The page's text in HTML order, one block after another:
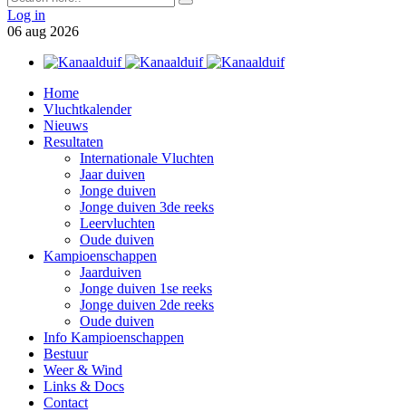
Log in
06 aug 2026
Home
Vluchtkalender
Nieuws
Resultaten
Internationale Vluchten
Jaar duiven
Jonge duiven
Jonge duiven 3de reeks
Leervluchten
Oude duiven
Kampioenschappen
Jaarduiven
Jonge duiven 1se reeks
Jonge duiven 2de reeks
Oude duiven
Info Kampioenschappen
Bestuur
Weer & Wind
Links & Docs
Contact